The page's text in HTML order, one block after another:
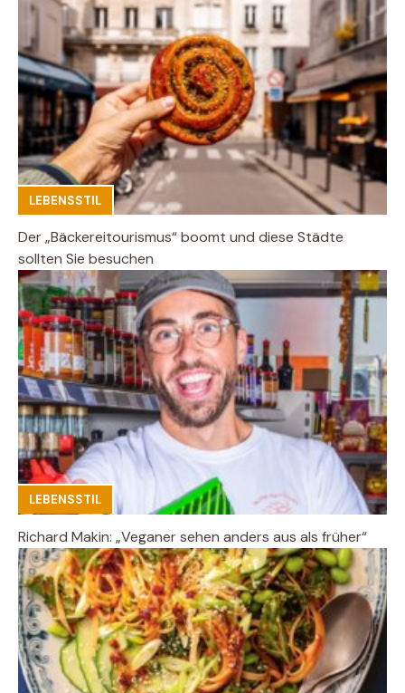
LEBENSSTIL
Der „Bäckereitourismus“ boomt und diese Städte
sollten Sie besuchen
LEBENSSTIL
Richard Makin: „Veganer sehen anders aus als früher“